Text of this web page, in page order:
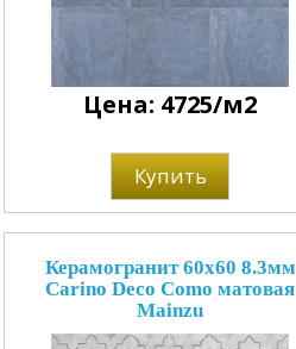
Цена: 4725/м2
Купить
Керамогранит 60x60 8.3мм
Carino Deco Como матовая
Mainzu